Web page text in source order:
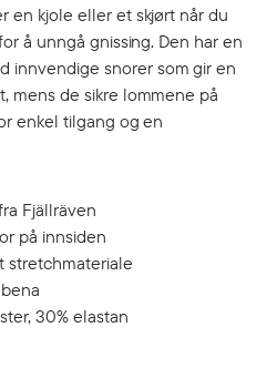
en kjole eller et skjørt når du
å unngå gnissing. Den har en
innvendige snorer som gir en
mens de sikre lommene på
enkel tilgang og en
Fjällräven
på innsiden
stretchmateriale
30% elastan